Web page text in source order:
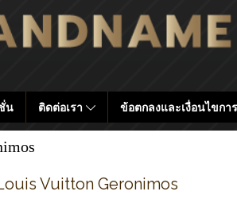
น ติดต่อเรา ข้อตกลงและเงื่อนไขกา
Vuitton Geronimos